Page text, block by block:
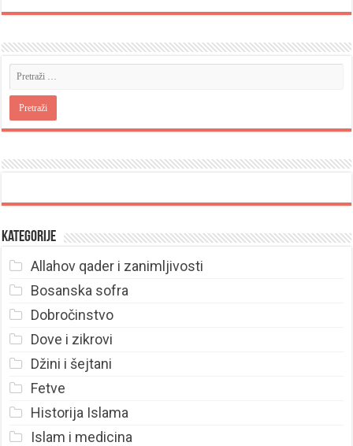
Kategorije
Allahov qader i zanimljivosti
Bosanska sofra
Dobročinstvo
Dove i zikrovi
Džini i šejtani
Fetve
Historija Islama
Islam i medicina